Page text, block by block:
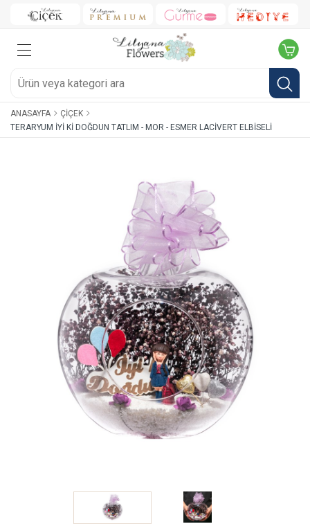
ANASAYFA
ÇIÇEK
TERARYUM İYI KI DOĞDUN TATLIM - MOR - ESMER LACIVERT ELBISELI